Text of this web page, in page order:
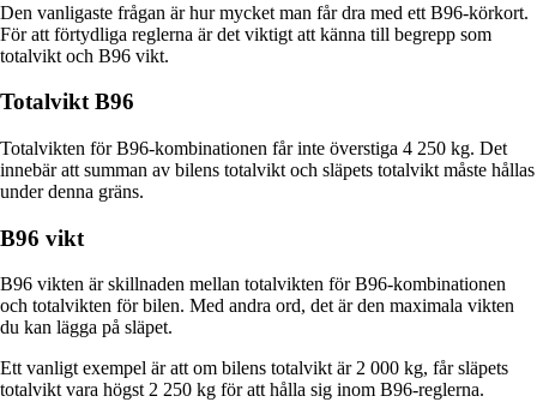
Den vanligaste frågan är hur mycket man får dra med ett B96-körkort.
För att förtydliga reglerna är det viktigt att känna till begrepp som
totalvikt och B96 vikt.
Totalvikt B96
Totalvikten för B96-kombinationen får inte överstiga 4 250 kg. Det
innebär att summan av bilens totalvikt och släpets totalvikt måste hållas
under denna gräns.
B96 vikt
B96 vikten är skillnaden mellan totalvikten för B96-kombinationen
och totalvikten för bilen. Med andra ord, det är den maximala vikten
du kan lägga på släpet.
Ett vanligt exempel är att om bilens totalvikt är 2 000 kg, får släpets
totalvikt vara högst 2 250 kg för att hålla sig inom B96-reglerna.